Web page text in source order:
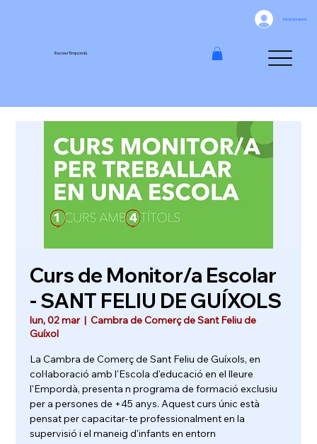
Escola l'Empordà
Inicia la sessió
Curs de Monitor/a Escolar
- SANT FELIU DE GUÍXOLS
lun, 02 mar
  |
Cambra de Comerç de Sant Feliu de
Guíxol
La Cambra de Comerç de Sant Feliu de Guíxols, en
col·laboració amb l'Escola d'educació en el lleure
l'Empordà, presenta n programa de formació exclusiu
per a persones de +45 anys. Aquest curs únic està
pensat per capacitar-te professionalment en la
supervisió i el maneig d'infants en entorn